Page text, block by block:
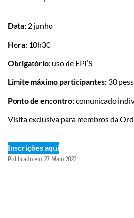
Data: 2 junho
Hora: 10h30
Obrigatório: uso de EPI’S
Limite máximo participantes: 30
Ponto de encontro:comunicado
Visita exclusiva para membros da
Inscrições aqui
Publicado em 27 Maio 2022